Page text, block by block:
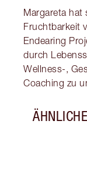
Margareta hat
Fruchtbarkeit
Endearing
durch
Wellness-,
Coaching zu